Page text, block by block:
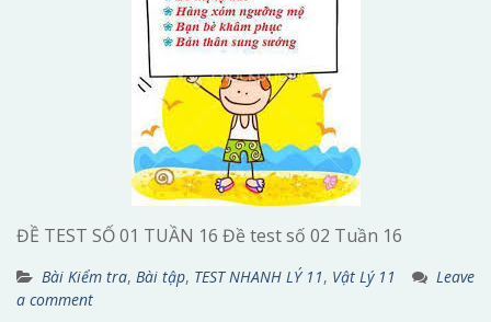
ĐỀ TEST SỐ 01 TUẦN 16 Đề test số 02 Tuần 16
Bài Kiểm tra, Bài tập, TEST NHANH LÝ 11, Vật Lý 11
Leave
a comment